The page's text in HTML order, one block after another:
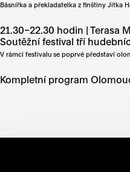
Básnířka a překladatelka z finštiny Jitka
21.30–22.30 hodin | Terasa
Soutěžní festival tří
V rámci festivalu se poprvé představí
Kompletní program